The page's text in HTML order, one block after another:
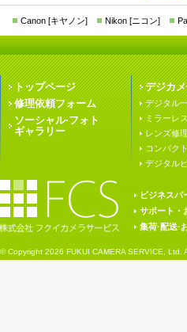
Canon [キヤノン] Nikon [ニコン]
トップページ
修理依頼フォーム
ソーシャル·フォト
ギャラリー
デジカ
デジタル
ミラーレ
レンズ修理
コンパク
デジタル
ビジネスパ
サポート・
集荷·配送·
© Copyright 2026 FUKUI CAMERA SERVICE, Ltd.